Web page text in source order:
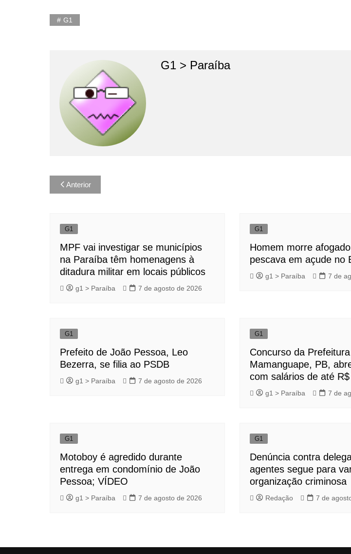
G1
G1 > Paraíba
Navegação
de
Anterior
G1
MPF vai investigar se municípios
na Paraíba têm homenagens à
ditadura militar em locais públicos
g1 > Paraíba 7 de agosto de 2026
G1
Homem morre
pescava em açude no
g1 > Paraíba 7 de
G1
Prefeito de João Pessoa, Leo
Bezerra, se filia ao PSDB
g1 > Paraíba 7 de agosto de 2026
G1
Concurso da
Mamanguape, PB,
com salários de até R$
g1 > Paraíba 7 de
G1
Motoboy é agredido durante
entrega em condomínio de João
Pessoa; VÍDEO
g1 > Paraíba 7 de agosto de 2026
G1
Denúncia contra
agentes segue para
organização criminosa
Redação 7 de